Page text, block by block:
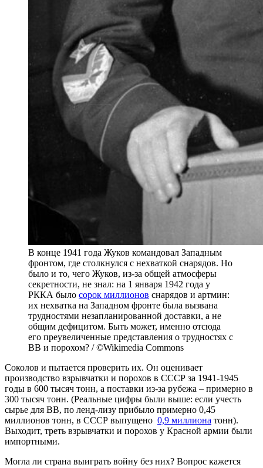
В конце 1941 года Жуков командовал Западным
фронтом, где столкнулся с нехваткой снарядов. Но
было и то, чего Жуков, из-за общей атмосферы
секретности, не знал: на 1 января 1942 года у
РККА было сорок миллионов снарядов и артмин:
их нехватка на Западном фронте была вызвана
трудностями незапланированной доставки, а не
общим дефицитом. Быть может, именно отсюда
его преувеличенные представления о трудностях с
ВВ и порохом? / ©Wikimedia Commons
Соколов и пытается проверить их. Он оценивает
производство взрывчатки и порохов в СССР за 1941-1945
годы в 600 тысяч тонн, а поставки из-за рубежа – примерно в
300 тысяч тонн. (Реальные цифры были выше: если учесть
сырье для ВВ, по ленд-лизу прибыло примерно 0,45
миллионов тонн, в СССР выпущено 0,9 миллиона тонн).
Выходит, треть взрывчатки и порохов у Красной армии были
импортными.
Могла ли страна выиграть войну без них? Вопрос кажется